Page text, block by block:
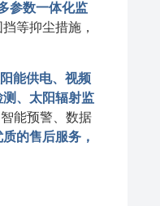
参数一体化监
等抑尘措施，
能供电、视频
、太阳辐射监
能预警、数据
的售后服务，